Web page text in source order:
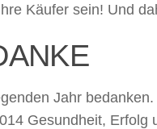
Käufer sein! Und
Jahr
Gesundheit, Erfolg